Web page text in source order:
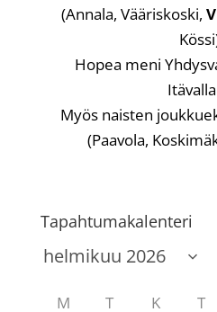
(Annala, Vääriskoski,
Hopea meni
Myös naisten
(Paavola,
Tapahtumakalenteri
M T K T